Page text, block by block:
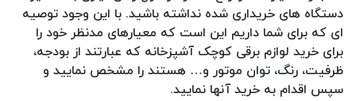
دستگاه های خریداری شده نداشته باشید. با این وجود توصیه
ای که برای شما داریم این است که معیارهای مدنظر خود را
برای خرید لوازم برقی کوچک آشپزخانه که عبارتند از بودجه،
ظرفیت، رنگ، توان موتور و… هستند را مشخص نمایید و
سپس اقدام به خرید آنها نمایید.